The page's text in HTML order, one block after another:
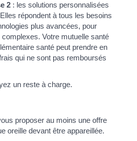
2 : les solutions personnalisées
répondent à tous les besoins
plus avancées, pour
Votre mutuelle santé
santé peut prendre en
qui ne sont pas remboursés
un reste à charge.
proposer au moins une offre
oreille devant être appareillée.